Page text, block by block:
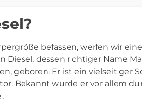
befassen, werfen wir
Diesel, dessen richtiger Name
geboren. Er ist ein vielseitiger
Bekannt wurde er vor allem